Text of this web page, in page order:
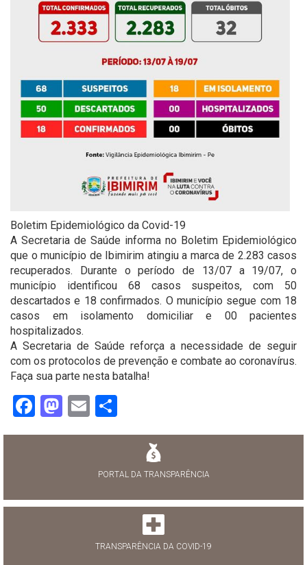
Boletim Epidemiológico da Covid-19
A Secretaria de Saúde informa no Boletim Epidemiológico
que o município de Ibimirim atingiu a marca de 2.283 casos
recuperados. Durante o período de 13/07 a 19/07, o
município identificou 68 casos suspeitos, com 50
descartados e 18 confirmados. O município segue com 18
casos em isolamento domiciliar e 00 pacientes
hospitalizados.
A Secretaria de Saúde reforça a necessidade de seguir
com os protocolos de prevenção e combate ao coronavírus.
Faça sua parte nesta batalha!
Facebook
Mastodon
Email
PORTAL DA TRANSPARÊNCIA
TRANSPARÊNCIA DA COVID-19